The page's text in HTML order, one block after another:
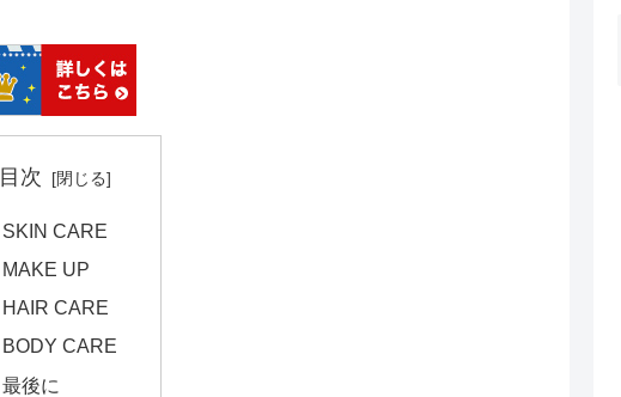
目次
SKIN CARE
MAKE UP
HAIR CARE
BODY CARE
最後に